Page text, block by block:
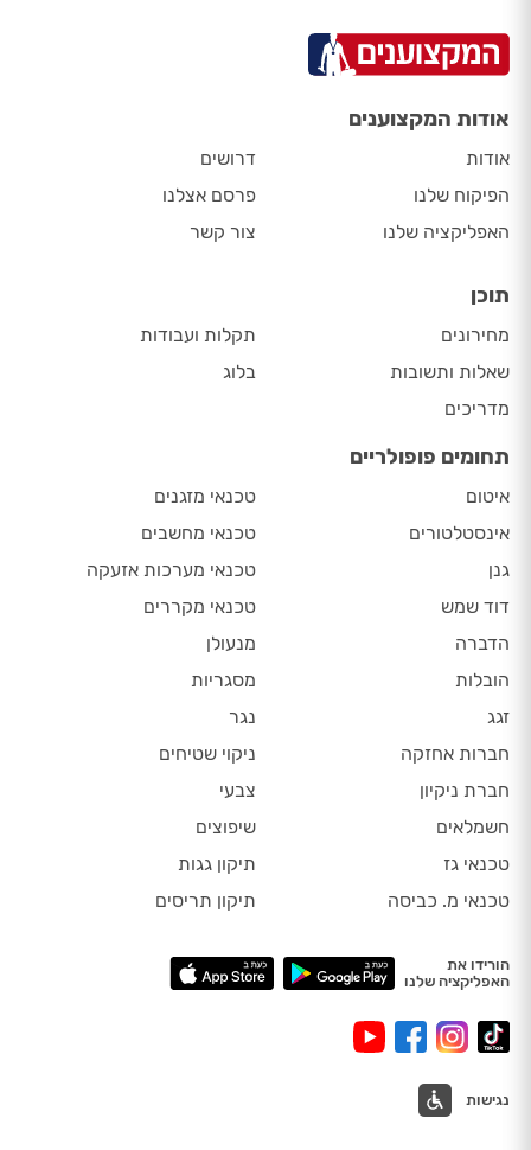
אודות המקצוענים
אודות
הפיקוח שלנו
האפליקציה שלנו
דרושים
פרסם אצלנו
צור קשר
תוכן
מחירונים
שאלות ותשובות
מדריכים
תקלות ועבודות
בלוג
תחומים פופולריים
איטום
אינסטלטורים
גנן
דוד שמש
הדברה
הובלות
זגג
חברות אחזקה
חברת ניקיון
חשמלאים
טכנאי גז
טכנאי מ. כביסה
טכנאי מזגנים
טכנאי מחשבים
טכנאי מערכות אזעקה
טכנאי מקררים
מנעולן
מסגריות
נגר
ניקוי שטיחים
צבעי
שיפוצים
תיקון גגות
תיקון תריסים
הורידו את
האפליקציה שלנו
נגישות